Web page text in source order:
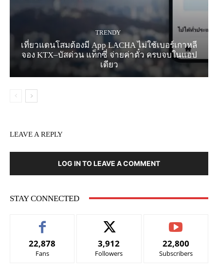
TRENDY
เที่ยวแดนโสมต้องมี App LACHA ไม่ใช้เบอร์เกาหลี
จอง KTX–บัสด่วน แท็กซี่ จ่ายค่าตั๋ว ครบจบในแอป
เดียว
LEAVE A REPLY
LOG IN TO LEAVE A COMMENT
STAY CONNECTED
22,878
Fans
3,912
Followers
22,800
Subscribers